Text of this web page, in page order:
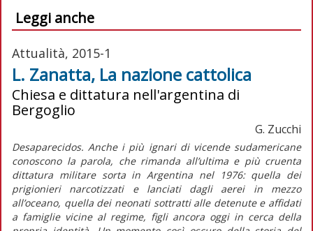
Leggi anche
Attualità, 2015-1
L. Zanatta, La nazione cattolica
Chiesa e dittatura nell'argentina di
Bergoglio
G. Zucchi
Desaparecidos. Anche i più ignari di vicende sudamericane
conoscono la parola, che rimanda all’ultima e più cruenta
dittatura militare sorta in Argentina nel 1976: quella dei
prigionieri narcotizzati e lanciati dagli aerei in mezzo
all’oceano, quella dei neonati sottratti alle detenute e affidati
a famiglie vicine al regime, figli ancora oggi in cerca della